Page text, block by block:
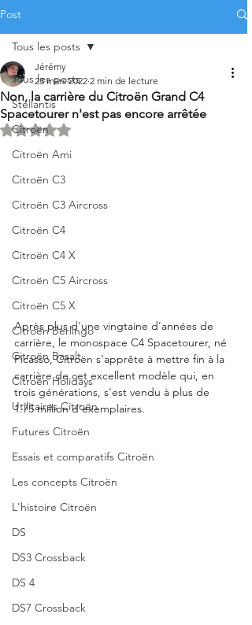
Post
Tous les posts
Stellantis
Citroën
Citroën Ami
Citroën C3
Citroën C3 Aircross
Citroën C4
Citroën C4 X
Citroën C5 Aircross
Citroën C5 X
Citroën Berlingo
Citroën Basalt
Citroën Holidays
Utilitaires Citroën
Futures Citroën
Essais et comparatifs Citroën
Les concepts Citroën
L'histoire Citroën
DS
DS3 Crossback
DS 4
DS7 Crossback
Tous les posts
Non, la carrière du Citroën Grand C4
Spacetourer n'est pas encore arrêtée
Jérémy
23 mars 2022 2 min de lecture
Noté NaN étoiles sur 5.
Après plus d'une vingtaine d'années de
carrière, le monospace C4 Spacetourer, né
Picasso, Citroën s'apprête à mettre fin à la
carrière de cet excellent modèle qui, en
trois générations, s'est vendu à plus de
1.75 million d'exemplaires.